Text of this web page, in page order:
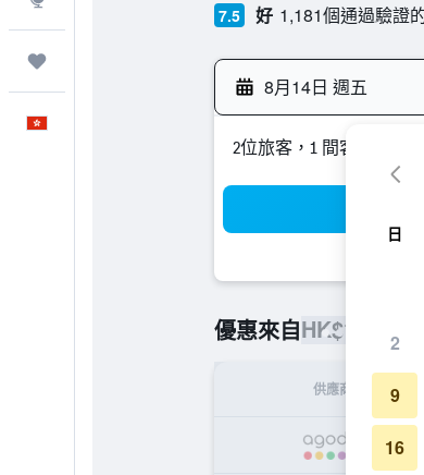
7.5 好 1,181個通過驗證
8月14日 週五
2位旅客，1 間客房
優惠來自HK$120
供應商
日
2
9
16